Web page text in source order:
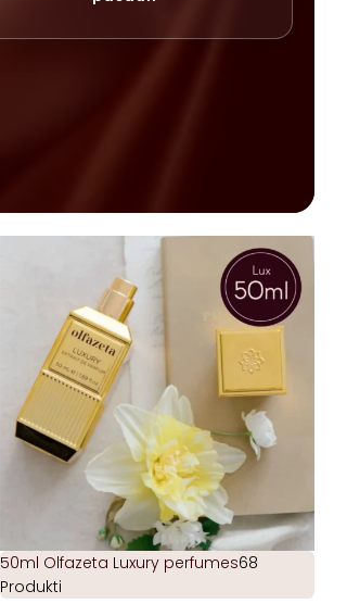
50ml Olfazeta Luxury perfumes68
Produkti